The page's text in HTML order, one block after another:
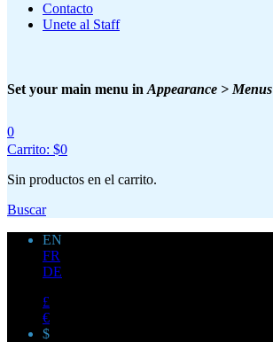
Contacto
Unete al Staff
Set your main menu in Appearance > Menus
0
Carrito: $0
Sin productos en el carrito.
Buscar
EN
FR
DE
£
€
$